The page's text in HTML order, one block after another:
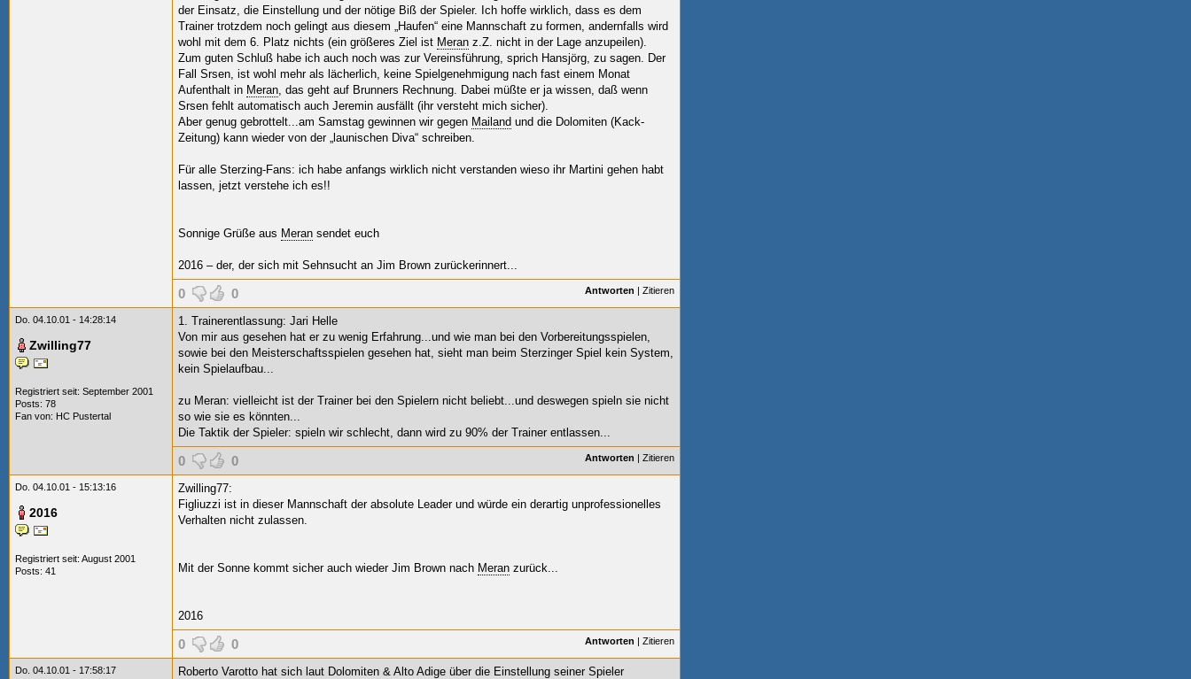
der Einsatz, die Einstellung und der nötige Biß der Spieler. Ich hoffe wirklich, dass es dem
Trainer trotzdem noch gelingt aus diesem „Haufen“ eine Mannschaft zu formen, andernfalls wird
wohl mit dem 6. Platz nichts (ein größeres Ziel ist Meran z.Z. nicht in der Lage anzupeilen).
Zum guten Schluß habe ich auch noch was zur Vereinsführung, sprich Hansjörg, zu sagen. Der
Fall Srsen, ist wohl mehr als lächerlich, keine Spielgenehmigung nach fast einem Monat
Aufenthalt in Meran, das geht auf Brunners Rechnung. Dabei müßte er ja wissen, daß wenn
Srsen fehlt automatisch auch Jeremin ausfällt (ihr versteht mich sicher).
Aber genug gebrottelt...am Samstag gewinnen wir gegen Mailand und die Dolomiten (Kack-
Zeitung) kann wieder von der „launischen Diva“ schreiben.
Für alle Sterzing-Fans: ich habe anfangs wirklich nicht verstanden wieso ihr Martini gehen habt
lassen, jetzt verstehe ich es!!
Sonnige Grüße aus Meran sendet euch
2016 – der, der sich mit Sehnsucht an Jim Brown zurückerinnert...
0 0 Antworten | Zitieren
Do. 04.10.01 - 14:28:14
Zwilling77
Registriert seit: September 2001
Posts: 78
Fan von: HC Pustertal
1. Trainerentlassung: Jari Helle
Von mir aus gesehen hat er zu wenig Erfahrung...und wie man bei den Vorbereitungsspielen,
sowie bei den Meisterschaftsspielen gesehen hat, sieht man beim Sterzinger Spiel kein System,
kein Spielaufbau...
zu Meran: vielleicht ist der Trainer bei den Spielern nicht beliebt...und deswegen spieln sie nicht
so wie sie es könnten...
Die Taktik der Spieler: spieln wir schlecht, dann wird zu 90% der Trainer entlassen...
0 0 Antworten | Zitieren
Do. 04.10.01 - 15:13:16
2016
Registriert seit: August 2001
Posts: 41
Zwilling77:
Figliuzzi ist in dieser Mannschaft der absolute Leader und würde ein derartig unprofessionelles
Verhalten nicht zulassen.
Mit der Sonne kommt sicher auch wieder Jim Brown nach Meran zurück...
2016
0 0 Antworten | Zitieren
Do. 04.10.01 - 17:58:17
Roberto Varotto hat sich laut Dolomiten & Alto Adige über die Einstellung seiner Spieler